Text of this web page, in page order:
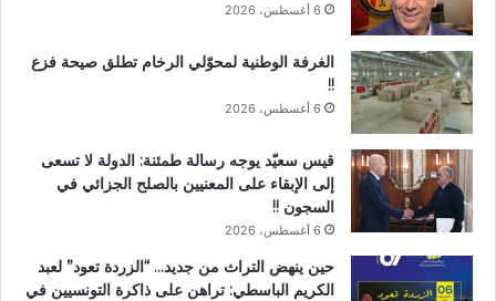
6 أغسطس، 2026
الغرفة الوطنية لمحوّلي الرخام تطلق صيحة فزع
!!
6 أغسطس، 2026
قيس سعيّد يوجه رسالة طمئنة: الدولة لا تسعى
إلى الإبقاء على المعنيين بالصلح الجزائي في
السجون !!
6 أغسطس، 2026
حين ينهض التراث من جديد… “الزردة تعود” لعبد
الكريم الباسطي: تراهن على ذاكرة التونسيين في